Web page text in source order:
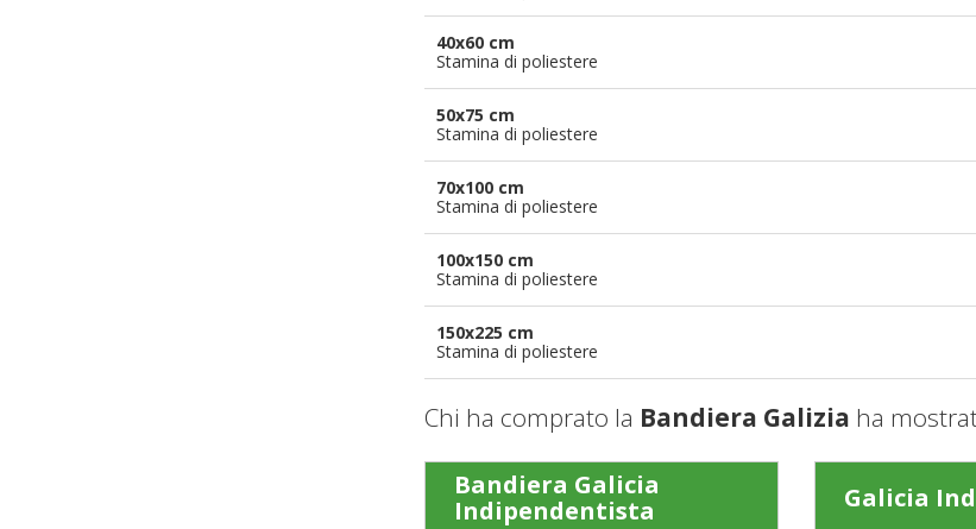
40x60 cm
Stamina di poliestere
50x75 cm
Stamina di poliestere
70x100 cm
Stamina di poliestere
100x150 cm
Stamina di poliestere
150x225 cm
Stamina di poliestere
Chi ha comprato la Bandiera Galizia ha
Bandiera Galicia
Indipendentista
Galicia